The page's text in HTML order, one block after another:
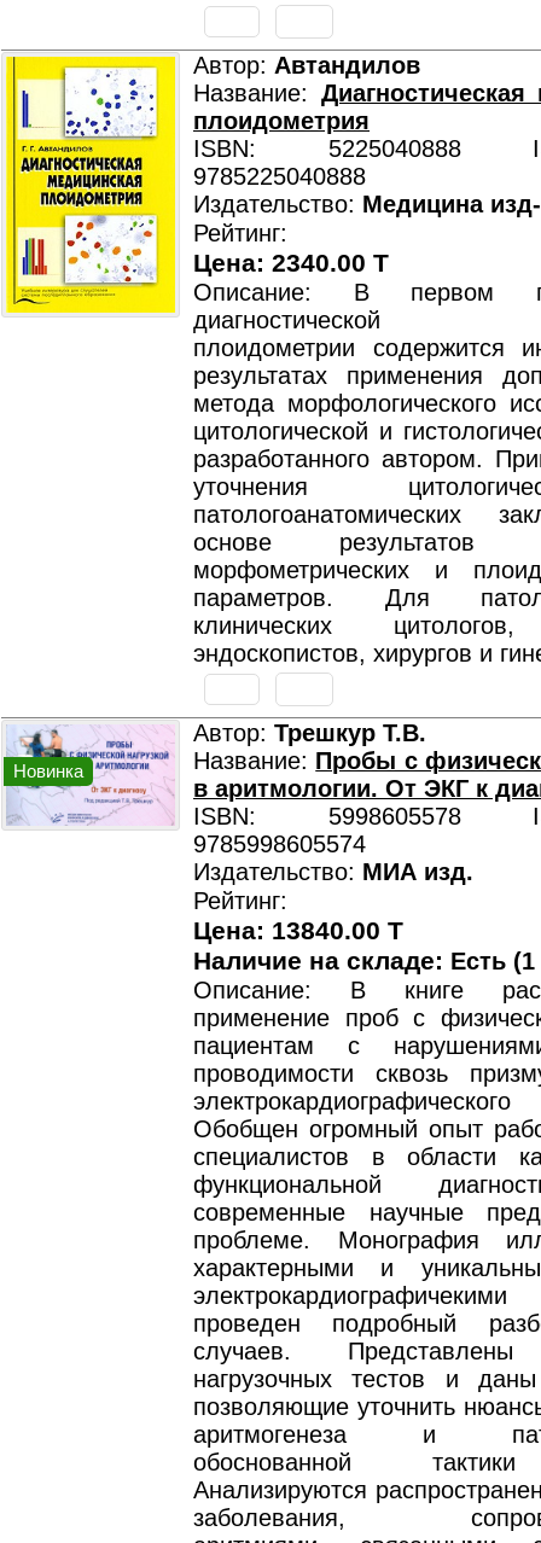
Автор: Автандилов
Название:
плоидометрия
ISBN: 5225040888
9785225040888
Издательство: Медицина
Рейтинг:
Цена: 2340.00 T
Описание: В первом
диагностической
плоидометрии содержится
результатах применения
метода морфологического
цитологической и
разработанного автором.
уточнения
патологоанатомических
основе результатов
морфометрических и
параметров. Для
клинических
эндоскопистов, хирургов и
Новинка
Автор: Трешкур Т.В.
Название: Пробы с
в аритмологии. От ЭКГ к
ISBN: 5998605578
9785998605574
Издательство: МИА изд.
Рейтинг:
Цена: 13840.00 T
Наличие на складе: Есть
Описание: В книге
применение проб с
пациентам с
проводимости сквозь
Обобщен огромный опыт
специалистов в области
функциональной
современные научные
проблеме. Монография
характерными и
проведен подробный
случаев. Представлены
нагрузочных тестов и
позволяющие уточнить
аритмогенеза и
обоснованной
Анализируются
заболевания,